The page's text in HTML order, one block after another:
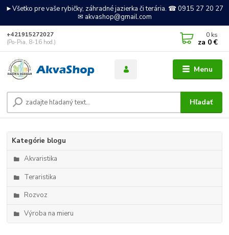
►Všetko pre vaše rybičky, záhradné jazierka či terária. ☎ 0915 27 20 27
✉ akvashop@gmail.com
Menu
Hľadať
+421915272027
(Po-Pia, 8-16 hod.)
0 ks
za 0 €
Kategórie blogu
Akvaristika
Teraristika
Rozvoz
Výroba na mieru